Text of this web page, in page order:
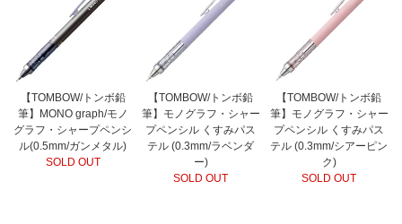
【TOMBOW/トンボ鉛
筆】MONO graph/モノ
グラフ・シャープペンシ
ル(0.5mm/ガンメタル)
SOLD OUT
【TOMBOW/トンボ鉛
筆】モノグラフ・シャー
プペンシル くすみパス
テル (0.3mm/ラベンダ
ー)
SOLD OUT
【TOMBOW/トンボ鉛
筆】モノグラフ・シャー
プペンシル くすみパス
テル (0.3mm/シアーピン
ク)
SOLD OUT